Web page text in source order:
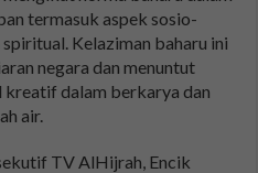
termasuk aspek sosio-
Kelaziman baharu ini
negara dan menuntut
dalam berkarya dan
air.
TV AlHijrah, Encik